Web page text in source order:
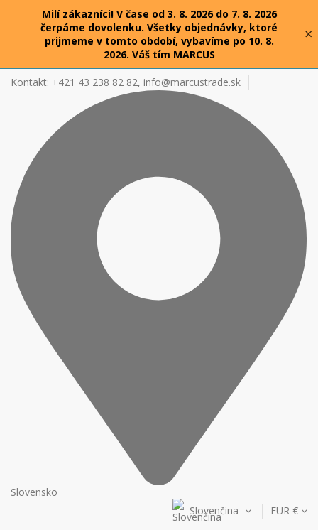
Milí zákazníci! V čase od 3. 8. 2026 do 7. 8. 2026
čerpáme dovolenku. Všetky objednávky, ktoré
prijmeme v tomto období, vybavíme po 10. 8.
2026. Váš tím MARCUS
×
Kontakt: +421 43 238 82 82, info@marcustrade.sk
Slovensko
Slovenčina
EUR €